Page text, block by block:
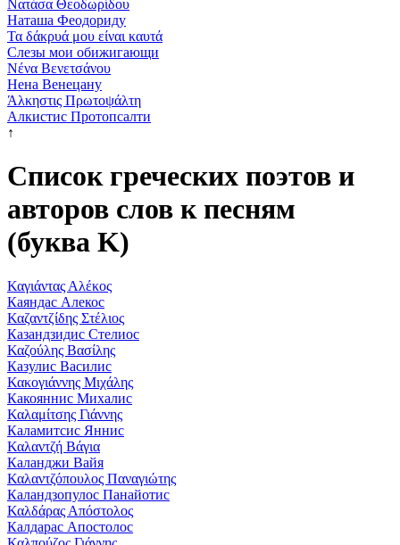
Νατάσα Θεοδωρίδου
Наташа Феодориду
Τα δάκρυά μου είναι καυτά
Слезы мои обижигающи
Νένα Βενετσάνου
Нена Венецану
Άλκηστις Πρωτοψάλτη
Алкистис Протопсалти
↑
Список греческих поэтов и
авторов слов к песням
(буква Κ)
Καγιάντας Αλέκος
Каяндас Алекос
Καζαντζίδης Στέλιος
Казандзидис Стелиос
Καζούλης Βασίλης
Казулис Василис
Κακογιάννης Μιχάλης
Какояннис Михалис
Καλαμίτσης Γιάννης
Каламитсис Яннис
Καλαντζή Βάγια
Каланджи Вайя
Καλαντζόπουλος Παναγιώτης
Каландзопулос Панайотис
Καλδάρας Απόστολος
Калдарас Апостолос